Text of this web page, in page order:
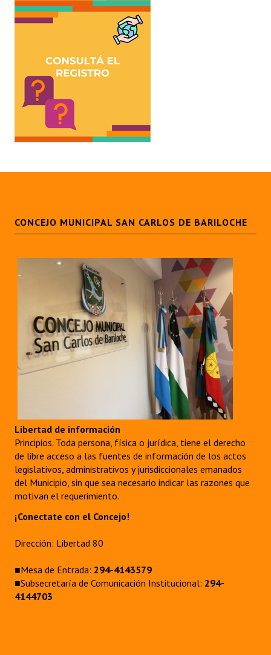
Digesto
DOCUMENTOS
Informes de Gestión
Proyectos Presentados
Dictámenes Asesoría Letrada
Actas de Audiencias Públicas
NORMATIVA
Comunicaciones
Declaraciones
Resoluciones
Resoluciones de Presidencia
Antiguos Pobladores
Noticias Destacadas
Registros y Distinciones
Datos Históricos
Premio al Mérito - Registro
Audiencias Públicas - Registro
Mujeres que Dejaron Huellas - Registro
Periodistas Decanos - Registro
CONCEJO MUNICIPAL SAN CARLOS DE BARILOCHE
Libertad de información
Principios. Toda persona, física o jurídica, tiene el derecho
de libre acceso a las fuentes de información de los actos
legislativos, administrativos y jurisdiccionales emanados
del Municipio, sin que sea necesario indicar las razones que
motivan el requerimiento.
¡Conectate con el Concejo!
Dirección: Libertad 80
■Mesa de Entrada: 294-4143579
■Subsecretaría de Comunicación Institucional: 294-
4144703